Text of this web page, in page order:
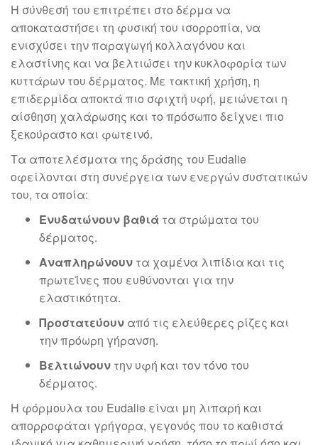
Η σύνθεσή του επιτρέπει στο δέρμα να
αποκαταστήσει τη φυσική του ισορροπία, να
ενισχύσει την παραγωγή κολλαγόνου και
ελαστίνης και να βελτιώσει την κυκλοφορία των
κυττάρων του δέρματος. Με τακτική χρήση, η
επιδερμίδα αποκτά πιο σφιχτή υφή, μειώνεται η
αίσθηση χαλάρωσης και το πρόσωπο δείχνει πιο
ξεκούραστο και φωτεινό.
Τα αποτελέσματα της δράσης του Eudalie
οφείλονται στη συνέργεια των ενεργών συστατικών
του, τα οποία:
Ενυδατώνουν βαθιά τα στρώματα του
δέρματος.
Αναπληρώνουν τα χαμένα λιπίδια και τις
πρωτεΐνες που ευθύνονται για την
ελαστικότητα.
Προστατεύουν από τις ελεύθερες ρίζες και
την πρόωρη γήρανση.
Βελτιώνουν την υφή και τον τόνο του
δέρματος.
Η φόρμουλα του Eudalie είναι μη λιπαρή και
απορροφάται γρήγορα, γεγονός που το καθιστά